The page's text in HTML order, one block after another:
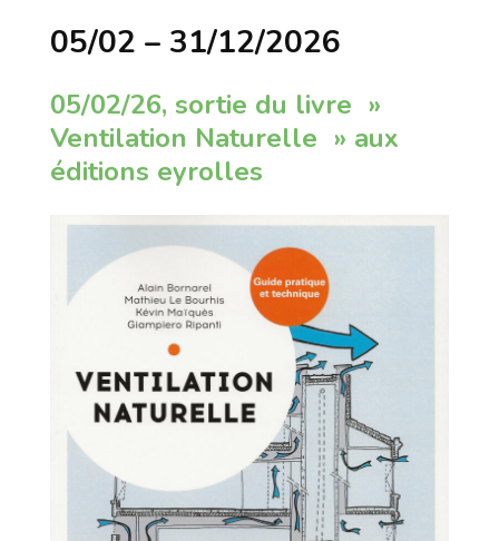
05/02 – 31/12/2026
05/02/26, sortie du livre »
Ventilation Naturelle » aux
éditions eyrolles